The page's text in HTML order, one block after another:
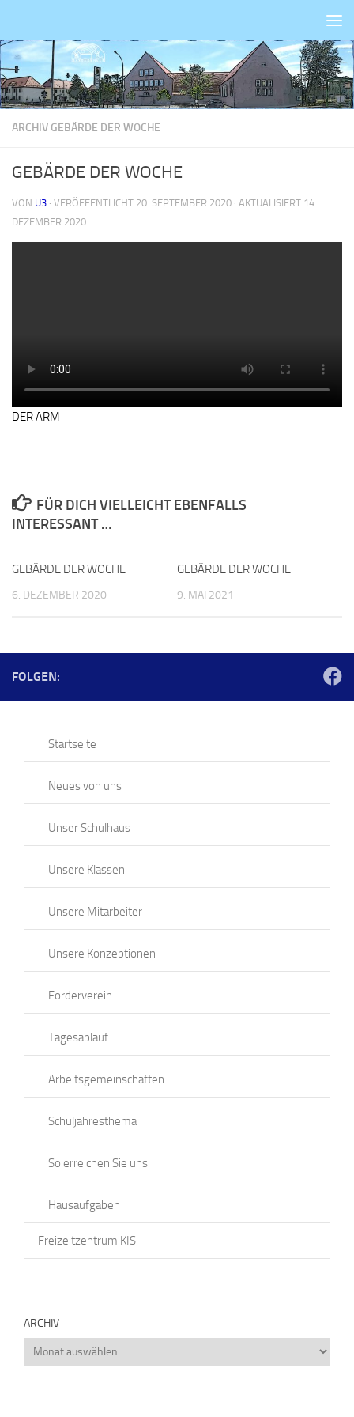
ARCHIV GEBÄRDE DER WOCHE
GEBÄRDE DER WOCHE
VON U3 · VERÖFFENTLICHT 20. SEPTEMBER 2020 · AKTUALISIERT 14.
DEZEMBER 2020
DER ARM
FÜR DICH VIELLEICHT EBENFALLS
INTERESSANT …
GEBÄRDE DER WOCHE
6. DEZEMBER 2020
GEBÄRDE DER WOCHE
9. MAI 2021
FOLGEN:
Startseite
Neues von uns
Unser Schulhaus
Unsere Klassen
Unsere Mitarbeiter
Unsere Konzeptionen
Förderverein
Tagesablauf
Arbeitsgemeinschaften
Schuljahresthema
So erreichen Sie uns
Hausaufgaben
Freizeitzentrum KIS
ARCHIV
Archiv